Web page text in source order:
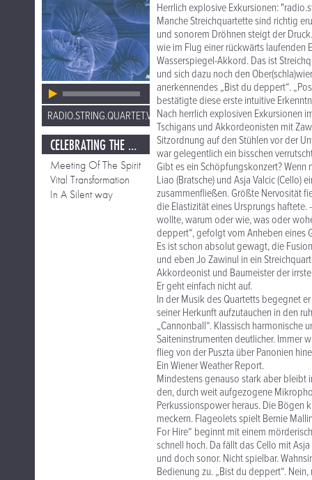
RADIO.STRING.QUARTET.VIENNA
CELEBRATING THE MAHAVISHNU ORCHESTRA
Meeting Of The Spirit
Vital Transformation
In A Silent way
Herrlich explosive Exkursionen:
Manche Streichquartette sind richtig
und sonorem Dröhnen steigt der
wie im Flug einer rückwärts laufenden
Wasserspiegel-Akkord. Das ist
und sich dazu noch den
anerkennendes „Bist du deppert“.
bestätigte diese erste intuitive
Nach herrlich explosiven Exkursionen
Tschigans und Akkordeonisten mit
Sitzordnung auf den Stühlen vor der
war gelegentlich ein bisschen
Gibt es ein Schöpfungskonzert?
Liao (Bratsche) und Asja Valcic (Cello)
zusammenfließen. Größte Nervosität
die Elastizität eines Ursprungs
wollte, warum oder wie, was oder
deppert“, gefolgt vom Anheben eines
Es ist schon absolut gewagt, die
und eben Jo Zawinul in ein
Akkordeonist und Baumeister der
Er geht einfach nicht auf.
In der Musik des Quartetts begegnet
seiner Herkunft aufzutauchen in den
„Cannonball“. Klassisch harmonische
Saiteninstrumenten deutlicher. Immer
flieg von der Puszta über Panonien
Ein Wiener Weather Report.
Mindestens genauso stark aber bleibt
den, durch weit aufgezogene
Perkussionspower heraus. Die Bögen
meckern. Flageolets spielt Bernie
For Hire“ beginnt mit einem
schnell hoch. Da fällt das Cello mit
und doch sonor. Nicht spielbar.
Bedienung zu. „Bist du deppert“.